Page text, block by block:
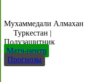
Мухаммедали Алмахан
Туркестан |
Полузащитник
Матч-центр
Прогнозы